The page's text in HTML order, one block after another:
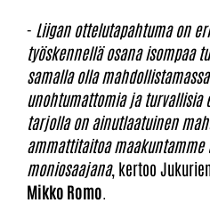
- Liigan ottelutapahtuma on
työskennellä osana isompaa
samalla olla
unohtumattomia ja turvallisia
tarjolla on ainutlaatuinen
ammattitaitoa
moniosaajana, kertoo
Mikko Romo